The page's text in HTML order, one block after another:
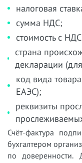
налоговая
сумма НДС;
стоимость с
страна
декларации
код вида
ЕАЭС);
реквизиты
Счёт-фактура
бухгалтером
по доверенности.